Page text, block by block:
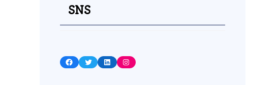
SNS
Facebook Twitter LinkedIn Instagram